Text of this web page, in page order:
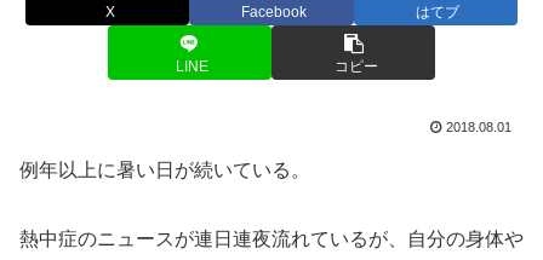
X Facebook はてブ
LINE コピー
2018.08.01
例年以上に暑い日が続いている。
熱中症のニュースが連日連夜流れているが、自分の身体や